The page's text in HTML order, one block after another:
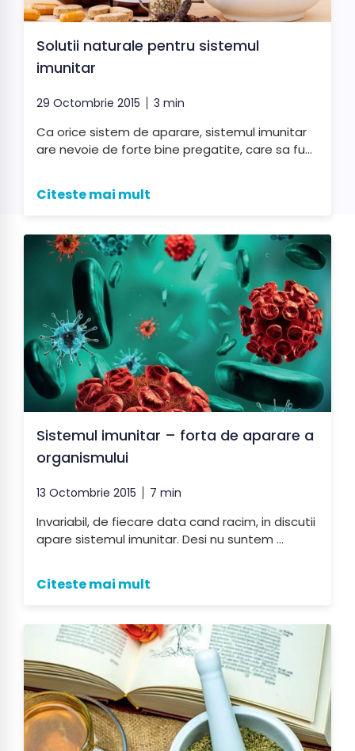
Solutii naturale pentru sistemul
imunitar
29 Octombrie 2015 3 min
Ca orice sistem de aparare, sistemul imunitar
are nevoie de forte bine pregatite, care sa fu...
Citeste mai mult
Sistemul imunitar – forta de aparare a
organismului
13 Octombrie 2015 7 min
Invariabil, de fiecare data cand racim, in discutii
apare sistemul imunitar. Desi nu suntem ...
Citeste mai mult